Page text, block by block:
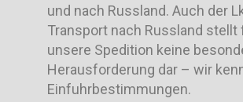
und nach Russland. Auch der
Transport nach Russland stellt
unsere Spedition keine
Herausforderung dar – wir
Einfuhrbestimmungen.